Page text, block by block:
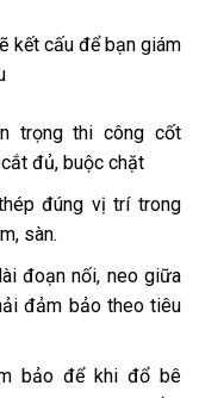
kết cấu để bạn giám
trọng thi công cốt
đủ, buộc chặt
đúng vị trí trong
sàn.
đoạn nối, neo giữa
đảm bảo theo tiêu
bảo để khi đổ bê